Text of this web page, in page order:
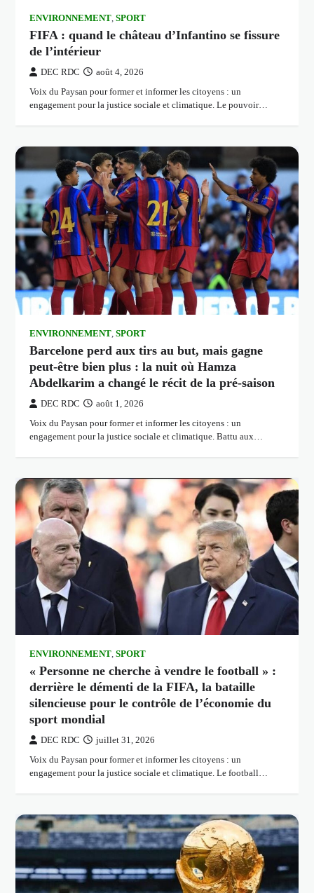
ENVIRONNEMENT ,SPORT
FIFA : quand le château d’Infantino se fissure
de l’intérieur
DEC RDC août 4, 2026
Voix du Paysan pour former et informer les citoyens : un
engagement pour la justice sociale et climatique. Le pouvoir…
ENVIRONNEMENT ,SPORT
Barcelone perd aux tirs au but, mais gagne
peut-être bien plus : la nuit où Hamza
Abdelkarim a changé le récit de la pré-saison
DEC RDC août 1, 2026
Voix du Paysan pour former et informer les citoyens : un
engagement pour la justice sociale et climatique. Battu aux…
ENVIRONNEMENT,SPORT
« Personne ne cherche à vendre le football » :
derrière le démenti de la FIFA, la bataille
silencieuse pour le contrôle de l’économie du
sport mondial
DEC RDC juillet 31, 2026
Voix du Paysan pour former et informer les citoyens : un
engagement pour la justice sociale et climatique. Le football…